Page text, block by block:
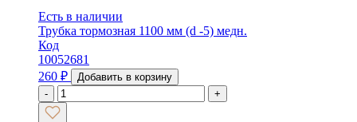
Есть в наличии
Трубка тормозная 1100 мм (d -5) медн.
Код
10052681
260 ₽
Добавить в корзину
-
+